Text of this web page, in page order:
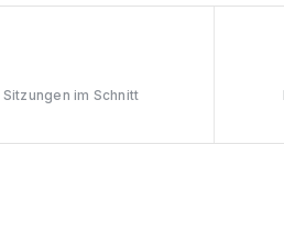
Sitzungen im Schnitt